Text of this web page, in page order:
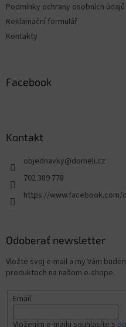
Podmínky ochrany osobních údajů
Reklamační formulář
Kontakty
Facebook
Kontakt
objednavky@domeli.cz
702 389 778
https://www.facebook.com/
Odoberať newsletter
Vložte svoj e-mail a my Vám
produktoch na našom e-shope.
Email